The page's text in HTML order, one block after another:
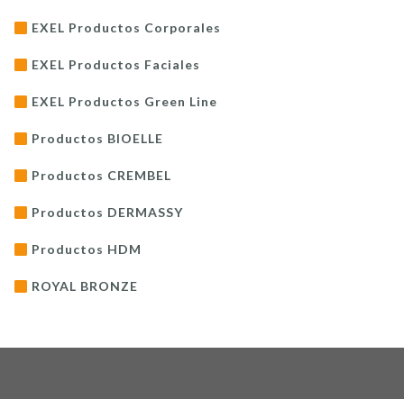
EXEL Productos Corporales
EXEL Productos Faciales
EXEL Productos Green Line
Productos BIOELLE
Productos CREMBEL
Productos DERMASSY
Productos HDM
ROYAL BRONZE